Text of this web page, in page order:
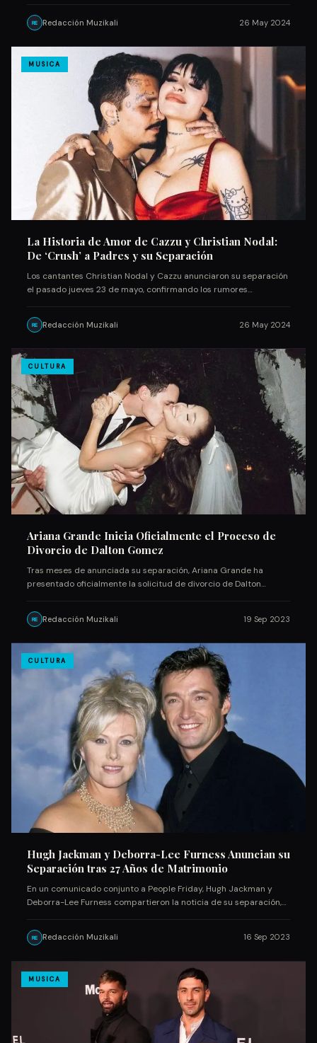
RE Redacción Muzikali 26 May 2024
MUSICA
La Historia de Amor de Cazzu y Christian Nodal:
De ‘Crush’ a Padres y su Separación
Los cantantes Christian Nodal y Cazzu anunciaron su separación
el pasado jueves 23 de mayo, confirmando los rumores…
RE Redacción Muzikali 26 May 2024
CULTURA
Ariana Grande Inicia Oficialmente el Proceso de
Divorcio de Dalton Gomez
Tras meses de anunciada su separación, Ariana Grande ha
presentado oficialmente la solicitud de divorcio de Dalton
RE Redacción Muzikali 19 Sep 2023
CULTURA
Hugh Jackman y Deborra-Lee Furness Anuncian su
Separación tras 27 Años de Matrimonio
En un comunicado conjunto a People Friday, Hugh Jackman y
Deborra-Lee Furness compartieron la noticia de su separación,…
RE Redacción Muzikali 16 Sep 2023
MUSICA